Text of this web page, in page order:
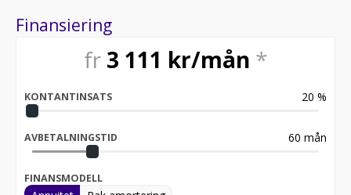
Finansiering
fr 3 111 kr/mån *
KONTANTINSATS 20 %
AVBETALNINGSTID 60 mån
FINANSMODELL